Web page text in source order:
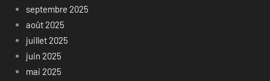
septembre 2025
août 2025
juillet 2025
juin 2025
mai 2025